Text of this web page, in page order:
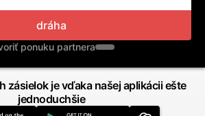
dráha
ponuku partnera
zásielok je vďaka našej aplikácii ešte
jednoduchšie